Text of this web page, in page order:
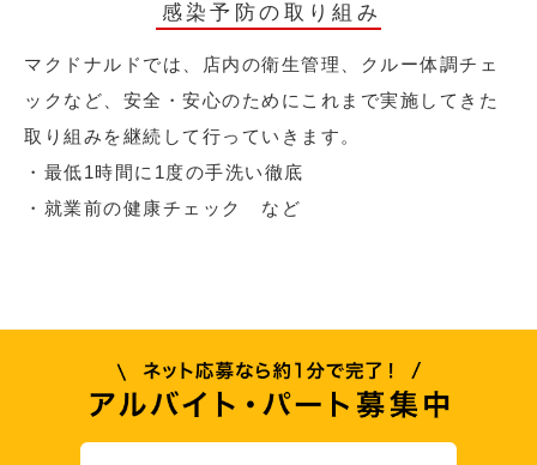
感染予防の取り組み
マクドナルドでは、店内の衛生管理、クルー体調チェ
ックなど、安全・安心のためにこれまで実施してきた
取り組みを継続して行っていきます。
・最低1時間に1度の手洗い徹底
・就業前の健康チェック など